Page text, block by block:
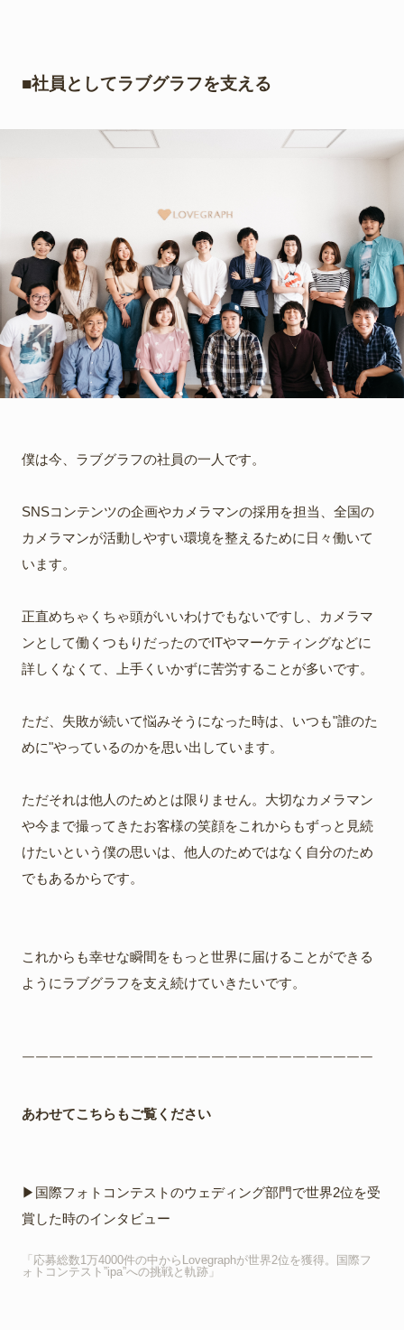
■社員としてラブグラフを支える
僕は今、ラブグラフの社員の一人です。
SNSコンテンツの企画やカメラマンの採用を担当、全国の
カメラマンが活動しやすい環境を整えるために日々働いて
います。
正直めちゃくちゃ頭がいいわけでもないですし、カメラマ
ンとして働くつもりだったのでITやマーケティングなどに
詳しくなくて、上手くいかずに苦労することが多いです。
ただ、失敗が続いて悩みそうになった時は、いつも"誰のた
めに"やっているのかを思い出しています。
ただそれは他人のためとは限りません。大切なカメラマン
や今まで撮ってきたお客様の笑顔をこれからもずっと見続
けたいという僕の思いは、他人のためではなく自分のため
でもあるからです。
これからも幸せな瞬間をもっと世界に届けることができる
ようにラブグラフを支え続けていきたいです。
￣￣￣￣￣￣￣￣￣￣￣￣￣￣￣￣￣￣￣￣￣￣￣￣￣￣
あわせてこちらもご覧ください
▶︎国際フォトコンテストのウェディング部門で世界2位を受
賞した時のインタビュー
「応募総数1万4000件の中からLovegraphが世界2位を獲得。国際フ
ォトコンテスト”ipa”への挑戦と軌跡」